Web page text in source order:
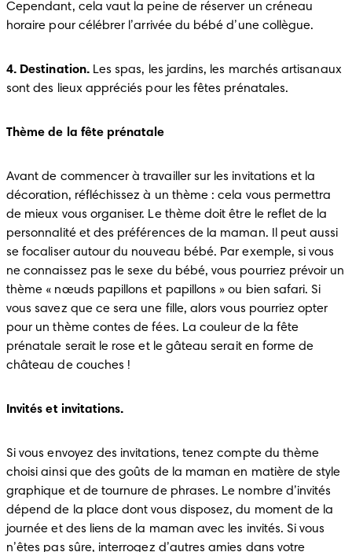
Cependant, cela vaut la peine de réserver un créneau
horaire pour célébrer l’arrivée du bébé d’une collègue.
4. Destination. Les spas, les jardins, les marchés artisanaux
sont des lieux appréciés pour les fêtes prénatales.
Thème de la fête prénatale
Avant de commencer à travailler sur les invitations et la
décoration, réfléchissez à un thème : cela vous permettra
de mieux vous organiser. Le thème doit être le reflet de la
personnalité et des préférences de la maman. Il peut aussi
se focaliser autour du nouveau bébé. Par exemple, si vous
ne connaissez pas le sexe du bébé, vous pourriez prévoir un
thème « nœuds papillons et papillons » ou bien safari. Si
vous savez que ce sera une fille, alors vous pourriez opter
pour un thème contes de fées. La couleur de la fête
prénatale serait le rose et le gâteau serait en forme de
château de couches !
Invités et invitations.
Si vous envoyez des invitations, tenez compte du thème
choisi ainsi que des goûts de la maman en matière de style
graphique et de tournure de phrases. Le nombre d’invités
dépend de la place dont vous disposez, du moment de la
journée et des liens de la maman avec les invités. Si vous
n’êtes pas sûre, interrogez d’autres amies dans votre